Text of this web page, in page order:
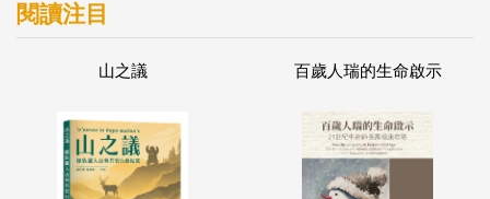
閱讀注目
山之議 百歲人瑞的生命啟示